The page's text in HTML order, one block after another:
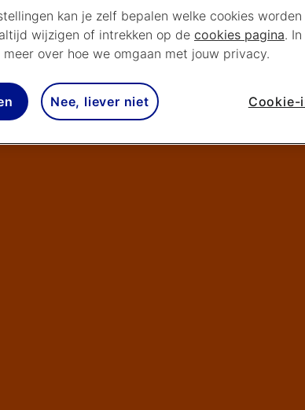
kan je zelf bepalen welke cookies
wijzigen of intrekken op de cookies pagina.
meer over hoe we omgaan met jouw privacy.
Nee, liever niet Cookie-